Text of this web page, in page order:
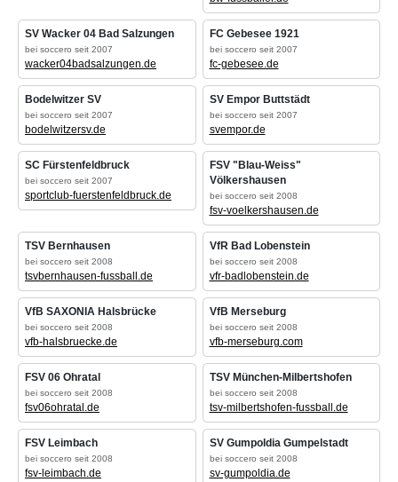
SV Wacker 04 Bad Salzungen
bei soccero seit 2007
wacker04badsalzungen.de
FC Gebesee 1921
bei soccero seit 2007
fc-gebesee.de
Bodelwitzer SV
bei soccero seit 2007
bodelwitzersv.de
SV Empor Buttstädt
bei soccero seit 2007
svempor.de
SC Fürstenfeldbruck
bei soccero seit 2007
sportclub-fuerstenfeldbruck.de
FSV "Blau-Weiss"
Völkershausen
bei soccero seit 2008
fsv-voelkershausen.de
TSV Bernhausen
bei soccero seit 2008
tsvbernhausen-fussball.de
VfR Bad Lobenstein
bei soccero seit 2008
vfr-badlobenstein.de
VfB SAXONIA Halsbrücke
bei soccero seit 2008
vfb-halsbruecke.de
VfB Merseburg
bei soccero seit 2008
vfb-merseburg.com
FSV 06 Ohratal
bei soccero seit 2008
fsv06ohratal.de
TSV München-Milbertshofen
bei soccero seit 2008
tsv-milbertshofen-fussball.de
FSV Leimbach
bei soccero seit 2008
fsv-leimbach.de
SV Gumpoldia Gumpelstadt
bei soccero seit 2008
sv-gumpoldia.de